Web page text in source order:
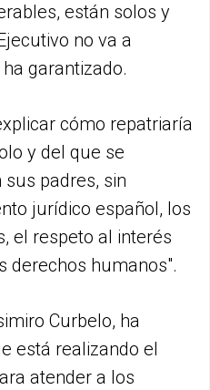
están solos y
no va a
garantizado.
cómo repatriaría
y del que se
padres, sin
jurídico español, los
el respeto al interés
derechos humanos".
Curbelo, ha
está realizando el
atender a los